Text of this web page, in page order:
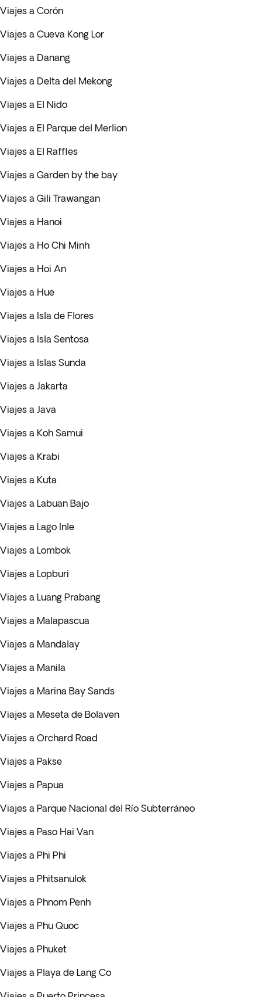
Viajes a Corón
Viajes a Cueva Kong Lor
Viajes a Danang
Viajes a Delta del Mekong
Viajes a El Nido
Viajes a El Parque del Merlion
Viajes a El Raffles
Viajes a Garden by the bay
Viajes a Gili Trawangan
Viajes a Hanoi
Viajes a Ho Chi Minh
Viajes a Hoi An
Viajes a Hue
Viajes a Isla de Flores
Viajes a Isla Sentosa
Viajes a Islas Sunda
Viajes a Jakarta
Viajes a Java
Viajes a Koh Samui
Viajes a Krabi
Viajes a Kuta
Viajes a Labuan Bajo
Viajes a Lago Inle
Viajes a Lombok
Viajes a Lopburi
Viajes a Luang Prabang
Viajes a Malapascua
Viajes a Mandalay
Viajes a Manila
Viajes a Marina Bay Sands
Viajes a Meseta de Bolaven
Viajes a Orchard Road
Viajes a Pakse
Viajes a Papua
Viajes a Parque Nacional del Río Subterráneo
Viajes a Paso Hai Van
Viajes a Phi Phi
Viajes a Phitsanulok
Viajes a Phnom Penh
Viajes a Phu Quoc
Viajes a Phuket
Viajes a Playa de Lang Co